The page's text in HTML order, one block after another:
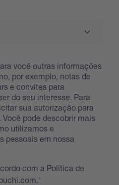
você outras informações
por exemplo, notas de
e convites para
do seu interesse. Para
sua autorização para
pode descobrir mais
utilizamos e
pessoais em nossa
com a Política de